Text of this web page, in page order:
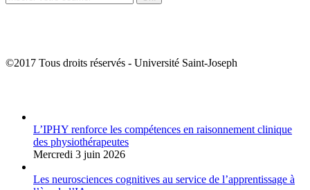
©2017 Tous droits réservés - Université Saint-Joseph
L’IPHY renforce les compétences en raisonnement clinique
des physiothérapeutes
Mercredi 3 juin 2026
Les neurosciences cognitives au service de l’apprentissage à